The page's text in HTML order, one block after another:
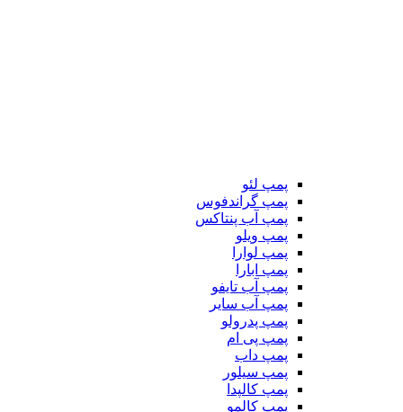
پمپ لئو
پمپ گراندفوس
پمپ آب پنتاکس
پمپ ویلو
پمپ لوارا
پمپ ابارا
پمپ آب تایفو
پمپ آب سایر
پمپ پدرولو
پمپ پی ام
پمپ داب
پمپ سیلور
پمپ کالپدا
پمپ کالمو